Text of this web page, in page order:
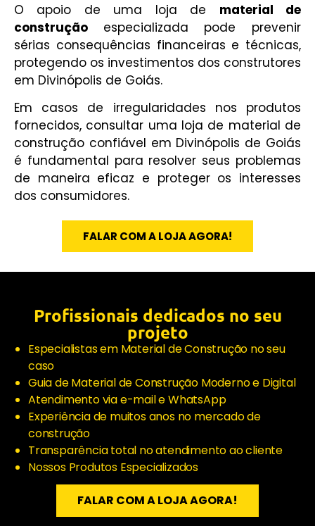
O apoio de uma loja de material de
construção especializada pode prevenir
sérias consequências financeiras e técnicas,
protegendo os investimentos dos construtores
em Divinópolis de Goiás.
Em casos de irregularidades nos produtos
fornecidos, consultar uma loja de material de
construção confiável em Divinópolis de Goiás
é fundamental para resolver seus problemas
de maneira eficaz e proteger os interesses
dos consumidores.
FALAR COM A LOJA AGORA!
Profissionais dedicados no seu
projeto
Especialistas em Material de Construção no seu
caso
Guia de Material de Construção Moderno e Digital
Atendimento via e-mail e WhatsApp
Experiência de muitos anos no mercado de
construção
Transparência total no atendimento ao cliente
Nossos Produtos Especializados
FALAR COM A LOJA AGORA!